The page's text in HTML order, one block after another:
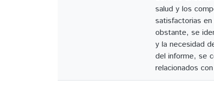
salud y los
satisfactorias
obstante, se
y la necesidad
del informe, se
relacionados